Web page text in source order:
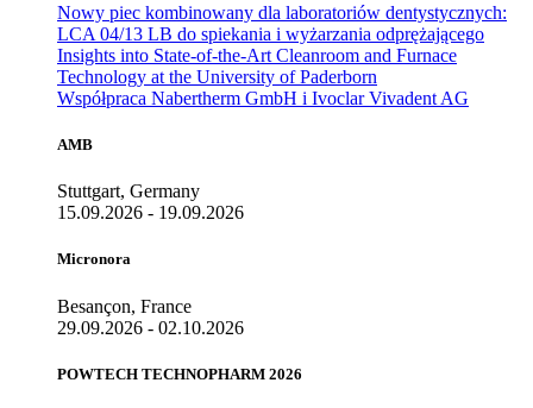
Nowy piec kombinowany dla laboratoriów dentystycznych:
LCA 04/13 LB do spiekania i wyżarzania odprężającego
Insights into State-of-the-Art Cleanroom and Furnace
Technology at the University of Paderborn
Współpraca Nabertherm GmbH i Ivoclar Vivadent AG
AMB
Stuttgart, Germany
15.09.2026 - 19.09.2026
Micronora
Besançon, France
29.09.2026 - 02.10.2026
POWTECH TECHNOPHARM 2026